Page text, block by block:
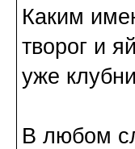
Каким
творог и
уже
В любом